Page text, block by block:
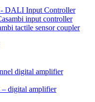
DALI Input Controller
input controller
tactile sensor coupler
digital amplifier
– digital amplifier